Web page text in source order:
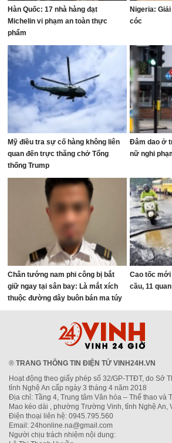
Hàn Quốc: 17 nhà hàng đạt
Michelin vi phạm an toàn thực
phẩm
Nigeria:
cóc
Mỹ điều tra sự cố hàng không liên
quan đến trực thăng chở Tổng
thống Trump
Đâm dao ở
nữ nghi
Chân tướng nam phi công bị bắt
giữ ngay tại sân bay: Là mắt xích
thuộc đường dây buôn bán ma túy
quốc tế
Cao tốc mới
cầu, 11
® TRANG THÔNG TIN ĐIỆN TỬ VINH24H.VN
Hoạt động theo giấy phép số 32/GP-TTĐT, do Sở
tỉnh Nghệ An cấp ngày 3 tháng 4 năm 2018
Địa chỉ: Tầng 4, Trung tâm Văn hóa – Thể thao và
Mao kéo dài , phường Trường Vinh, tỉnh Nghệ An,
Điện thoại liên hệ: 0945.795.560
Email: 24honline.na@gmail.com
Người chịu trách nhiệm nội dung: